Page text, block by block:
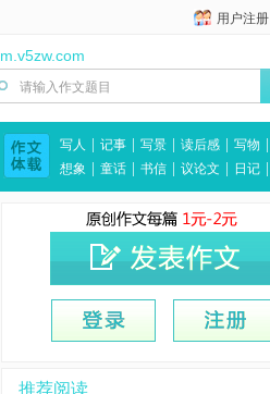
用户注册
m.v5zw.com
写人 记事 写景 读后感 写物
想象
童话 书信 议论文 日记
推荐阅读